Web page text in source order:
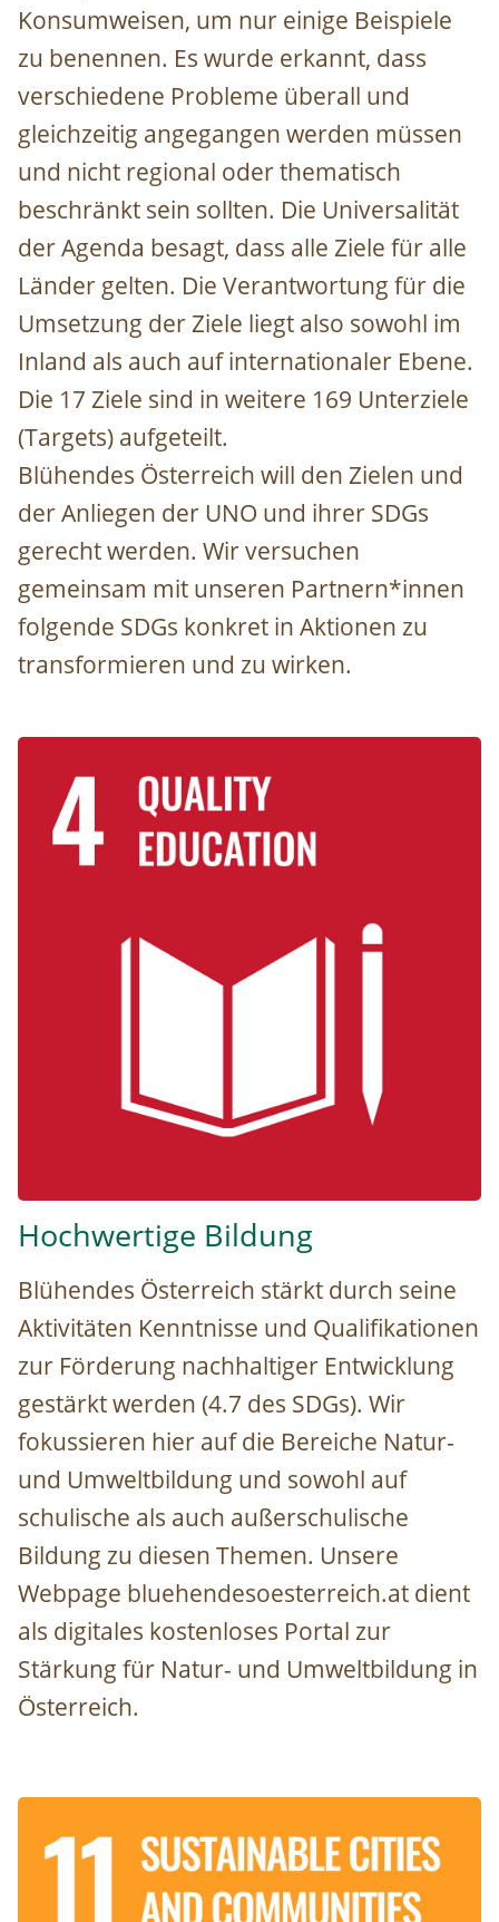
Konsumweisen, um nur einige Beispiele
zu benennen. Es wurde erkannt, dass
verschiedene Probleme überall und
gleichzeitig angegangen werden müssen
und nicht regional oder thematisch
beschränkt sein sollten. Die Universalität
der Agenda besagt, dass alle Ziele für alle
Länder gelten. Die Verantwortung für die
Umsetzung der Ziele liegt also sowohl im
Inland als auch auf internationaler Ebene.
Die 17 Ziele sind in weitere 169 Unterziele
(Targets) aufgeteilt.
Blühendes Österreich will den Zielen und
der Anliegen der UNO und ihrer SDGs
gerecht werden. Wir versuchen
gemeinsam mit unseren Partnern*innen
folgende SDGs konkret in Aktionen zu
transformieren und zu wirken.
Hochwertige Bildung
Blühendes Österreich stärkt durch seine
Aktivitäten Kenntnisse und Qualifikationen
zur Förderung nachhaltiger Entwicklung
gestärkt werden (4.7 des SDGs). Wir
fokussieren hier auf die Bereiche Natur-
und Umweltbildung und sowohl auf
schulische als auch außerschulische
Bildung zu diesen Themen. Unsere
Webpage bluehendesoesterreich.at dient
als digitales kostenloses Portal zur
Stärkung für Natur- und Umweltbildung in
Österreich.